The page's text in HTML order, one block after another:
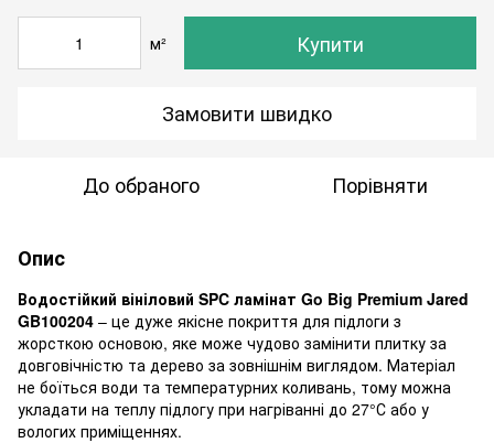
м² Купити
Замовити швидко
До обраного Порівняти
Опис
Водостійкий вініловий SPC ламінат Go Big Premium Jared
GB100204 – це дуже якісне покриття для підлоги з
жорсткою основою, яке може чудово замінити плитку за
довговічністю та дерево за зовнішнім виглядом. Матеріал
не боїться води та температурних коливань, тому можна
укладати на теплу підлогу при нагріванні до 27°С або у
вологих приміщеннях.